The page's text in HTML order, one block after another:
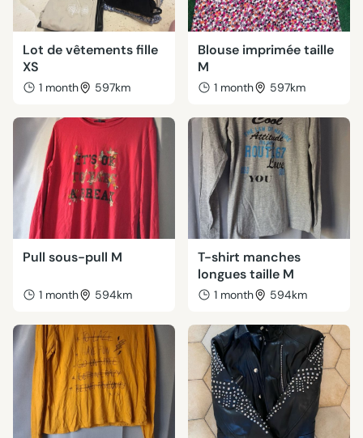
Lot de vêtements fille
XS
1 month 597km
Blouse imprimée taille
M
1 month 597km
Pull sous-pull M
1 month 594km
T-shirt manches
longues taille M
1 month 594km